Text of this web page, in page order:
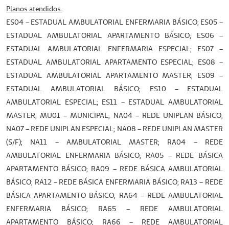
Planos atendidos
ES04 – ESTADUAL AMBULATORIAL ENFERMARIA BÁSICO; ES05 –
ESTADUAL AMBULATORIAL APARTAMENTO BÁSICO; ES06 –
ESTADUAL AMBULATORIAL ENFERMARIA ESPECIAL; ES07 –
ESTADUAL AMBULATORIAL APARTAMENTO ESPECIAL; ES08 –
ESTADUAL AMBULATORIAL APARTAMENTO MASTER; ES09 –
ESTADUAL AMBULATORIAL BÁSICO; ES10 – ESTADUAL
AMBULATORIAL ESPECIAL; ES11 – ESTADUAL AMBULATORIAL
MASTER; MU01 – MUNICIPAL; NA04 – REDE UNIPLAN BÁSICO;
NA07 – REDE UNIPLAN ESPECIAL; NA08 – REDE UNIPLAN MASTER
(S/F); NA11 – AMBULATORIAL MASTER; RA04 – REDE
AMBULATORIAL ENFERMARIA BÁSICO; RA05 – REDE BÁSICA
APARTAMENTO BÁSICO; RA09 – REDE BÁSICA AMBULATORIAL
BÁSICO; RA12 – REDE BÁSICA ENFERMARIA BÁSICO; RA13 – REDE
BÁSICA APARTAMENTO BÁSICO; RA64 – REDE AMBULATORIAL
ENFERMARIA BÁSICO; RA65 – REDE AMBULATORIAL
APARTAMENTO BÁSICO; RA66 – REDE AMBULATORIAL